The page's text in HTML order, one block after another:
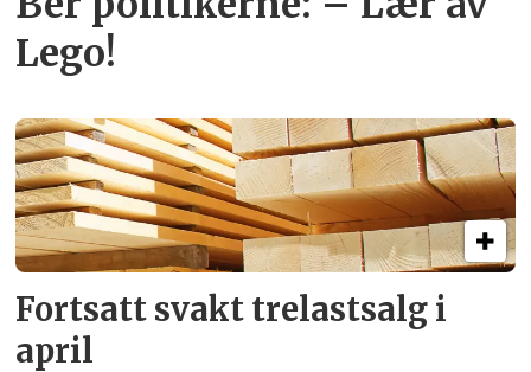
Lego!
Fortsatt svakt trelastsalg i
april